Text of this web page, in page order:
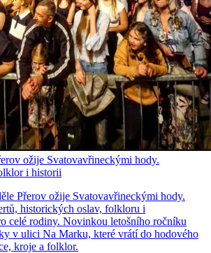
ožije Svatovavřineckými hody.
i historii
Přerov ožije Svatovavřineckými hody.
historických oslav, folkloru i
celé rodiny. Novinkou letošního ročníku
v ulici Na Marku, které vrátí do hodového
kroje a folklor.